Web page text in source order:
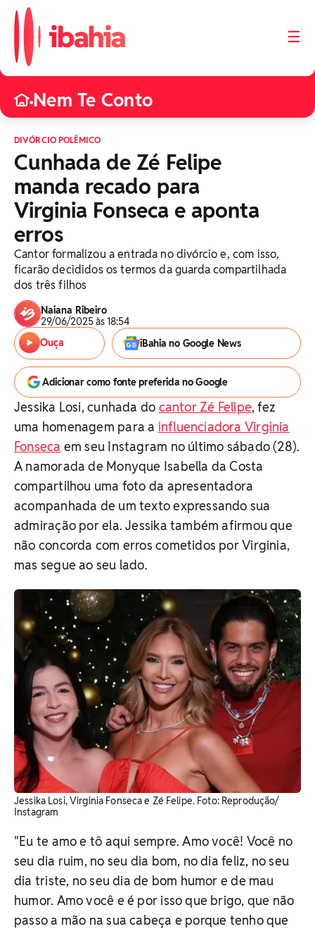
☰
•Nem Te Conto
DIVÓRCIO POLÊMICO
Cunhada de Zé Felipe
manda recado para
Virginia Fonseca e aponta
erros
Cantor formalizou a entrada no divórcio e, com isso,
ficarão decididos os termos da guarda compartilhada
dos três filhos
Naiana Ribeiro
29/06/2025 às 18:54
Ouça
iBahia no Google News
Adicionar como fonte preferida no Google
Jessika Losi, cunhada do cantor Zé Felipe, fez
uma homenagem para a influenciadora Virginia
Fonseca em seu Instagram no último sábado (28).
A namorada de Monyque Isabella da Costa
compartilhou uma foto da apresentadora
acompanhada de um texto expressando sua
admiração por ela. Jessika também afirmou que
não concorda com erros cometidos por Virginia,
mas segue ao seu lado.
Jessika Losi, Virginia Fonseca e Zé Felipe. Foto: Reprodução/
Instagram
"Eu te amo e tô aqui sempre. Amo você! Você no
seu dia ruim, no seu dia bom, no dia feliz, no seu
dia triste, no seu dia de bom humor e de mau
humor. Amo você e é por isso que brigo, que não
passo a mão na sua cabeça e porque tenho que